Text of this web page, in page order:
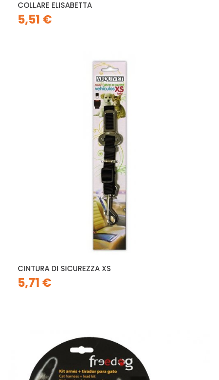
COLLARE ELISABETTA
5,51 €
CINTURA DI SICUREZZA XS
5,71 €